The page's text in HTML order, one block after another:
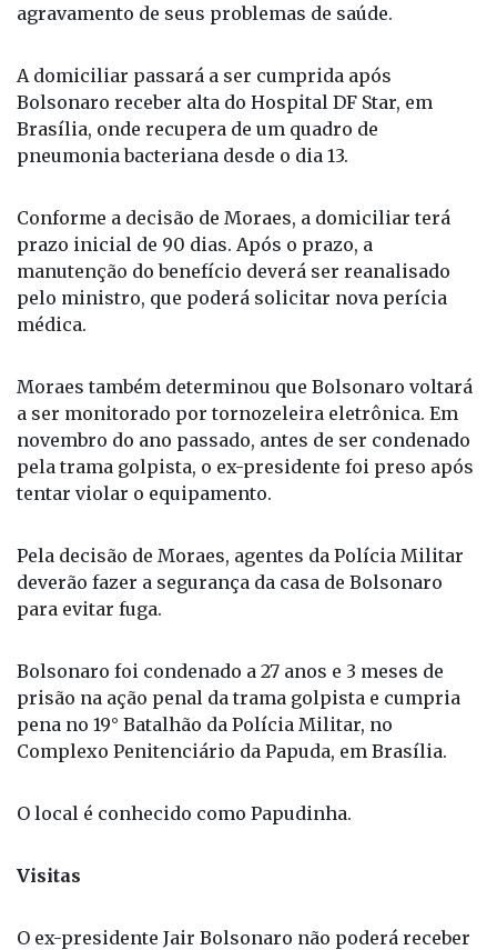
agravamento de seus problemas de saúde.
A domiciliar passará a ser cumprida após
Bolsonaro receber alta do Hospital DF Star, em
Brasília, onde recupera de um quadro de
pneumonia bacteriana desde o dia 13.
Conforme a decisão de Moraes, a domiciliar terá
prazo inicial de 90 dias. Após o prazo, a
manutenção do benefício deverá ser reanalisado
pelo ministro, que poderá solicitar nova perícia
médica.
Moraes também determinou que Bolsonaro voltará
a ser monitorado por tornozeleira eletrônica. Em
novembro do ano passado, antes de ser condenado
pela trama golpista, o ex-presidente foi preso após
tentar violar o equipamento.
Pela decisão de Moraes, agentes da Polícia Militar
deverão fazer a segurança da casa de Bolsonaro
para evitar fuga.
Bolsonaro foi condenado a 27 anos e 3 meses de
prisão na ação penal da trama golpista e cumpria
pena no 19° Batalhão da Polícia Militar, no
Complexo Penitenciário da Papuda, em Brasília.
O local é conhecido como Papudinha.
Visitas
O ex-presidente Jair Bolsonaro não poderá receber